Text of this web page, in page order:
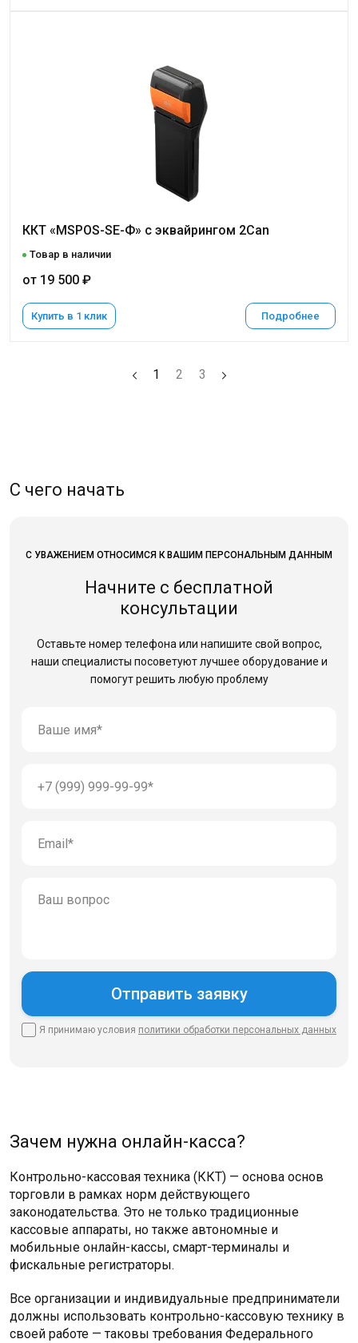
ККТ «MSPOS-SE-Ф» с эквайрингом 2Can
Товар в наличии
от 19 500 ₽
Купить в 1 клик Подробнее
1 2 3
С чего начать
С УВАЖЕНИЕМ ОТНОСИМСЯ К ВАШИМ ПЕРСОНАЛЬНЫМ ДАННЫМ
Начните с бесплатной
консультации
Оставьте номер телефона или напишите свой вопрос,
наши специалисты посоветуют лучшее оборудование и
помогут решить любую проблему
Я принимаю условия политики обработки персональных данных
Зачем нужна онлайн-касса?
Контрольно-кассовая техника (ККТ) — основа основ
торговли в рамках норм действующего
законодательства. Это не только традиционные
кассовые аппараты, но также автономные и
мобильные онлайн-кассы, смарт-терминалы и
фискальные регистраторы.
Все организации и индивидуальные предприниматели
должны использовать контрольно-кассовую технику в
своей работе — таковы требования Федерального